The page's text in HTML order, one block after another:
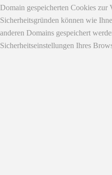
Domain gespeicherten Cookies zur
Sicherheitsgründen können wie
anderen Domains gespeichert
Sicherheitseinstellungen Ihres